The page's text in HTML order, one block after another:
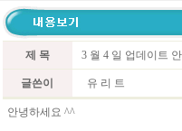
제 목 3 월 4 일 업데이트
글쓴이 유 리 트
안녕하세요 ^^